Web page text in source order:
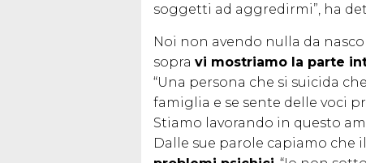
soggetti ad aggredirmi”, ha
Noi non avendo nulla da
sopra vi mostriamo la parte
“Una persona che si suicida che
famiglia e se sente delle voci
Stiamo lavorando in questo
Dalle sue parole capiamo che